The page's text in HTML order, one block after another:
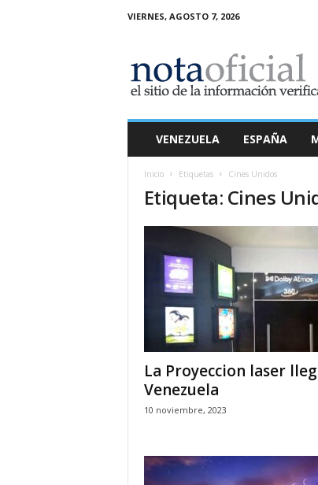
VIERNES, AGOSTO 7, 2026
a
O
VENEZUELA ESPAÑA
Inicio Etiquetas Cines Unidos
Etiqueta: Cines
La Proyeccion laser
Venezuela
10 noviembre, 2023